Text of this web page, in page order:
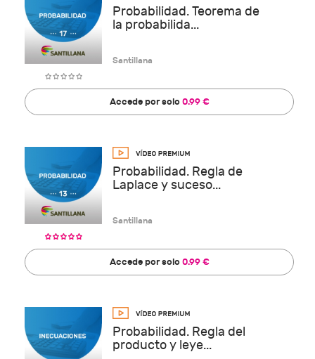
Probabilidad. Teorema de
la probabilida...
Santillana
Accede por solo0.99 €
Probabilidad. Regla de
Laplace y suceso...
Santillana
Accede por solo0.99 €
Probabilidad. Regla del
producto y leye...